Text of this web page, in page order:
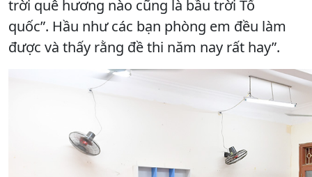
trời quê hương nào cũng là bầu trời Tổ
quốc”. Hầu như các bạn phòng em đều làm
được và thấy rằng đề thi năm nay rất hay”.